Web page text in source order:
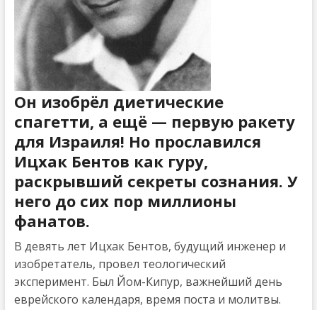
Он изобрёл диетические
спагетти, а ещё — первую ракету
для Израиля! Но прославился
Ицхак Бентов как гуру,
раскрывший секреты сознания. У
него до сих пор миллионы
фанатов.
В девять лет Ицхак Бентов, будущий инженер и
изобретатель, провел теологический
эксперимент. Был Йом-Кипур, важнейший день
еврейского календаря, время поста и молитвы.